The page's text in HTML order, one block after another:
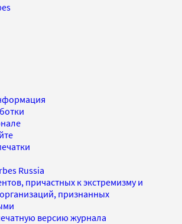
Russia
причастных к экстремизму и
признанных
версию журнала